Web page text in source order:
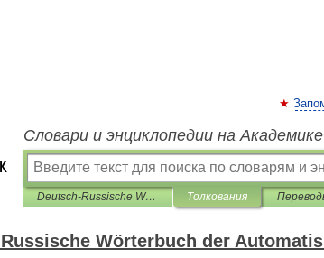
Словари и энциклопедии на Академике
Deutsch-Russische Wörterbuch der Automatisierung und Fernsteuerung Толкования
Wörterbuch der